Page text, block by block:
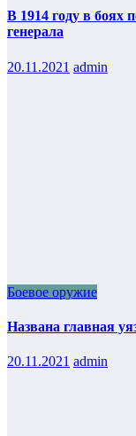
В 1914 году в боях
генерала
20.11.2021 admin
Боевое оружие
Названа главная
20.11.2021 admin